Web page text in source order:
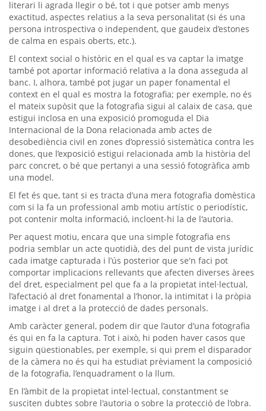
literari li agrada llegir o bé, tot i que potser amb menys
exactitud, aspectes relatius a la seva personalitat (si és una
persona introspectiva o independent, que gaudeix d’estones
de calma en espais oberts, etc.).
El context social o històric en el qual es va captar la imatge
també pot aportar informació relativa a la dona asseguda al
banc. I, alhora, també pot jugar un paper fonamental el
context en el qual es mostra la fotografia; per exemple, no és
el mateix supòsit que la fotografia sigui al calaix de casa, que
estigui inclosa en una exposició promoguda el Dia
Internacional de la Dona relacionada amb actes de
desobediència civil en zones d’opressió sistemàtica contra les
dones, que l’exposició estigui relacionada amb la història del
parc concret, o bé que pertanyi a una sessió fotogràfica amb
una model.
El fet és que, tant si es tracta d’una mera fotografia domèstica
com si la fa un professional amb motiu artístic o periodístic,
pot contenir molta informació, incloent-hi la de l'autoria.
Per aquest motiu, encara que una simple fotografia ens
podria semblar un acte quotidià, des del punt de vista jurídic
cada imatge capturada i l’ús posterior que se'n faci pot
comportar implicacions rellevants que afecten diverses àrees
del dret, especialment pel que fa a la propietat intel·lectual,
l’afectació al dret fonamental a l’honor, la intimitat i la pròpia
imatge i al dret a la protecció de dades personals.
Amb caràcter general, podem dir que l’autor d’una fotografia
és qui en fa la captura. Tot i això, hi poden haver casos que
siguin qüestionables, per exemple, si qui prem el disparador
de la càmera no és qui ha estudiat prèviament la composició
de la fotografia, l’enquadrament o la llum.
En l’àmbit de la propietat intel·lectual, constantment se
susciten dubtes sobre l'autoria o sobre la protecció de l’obra.